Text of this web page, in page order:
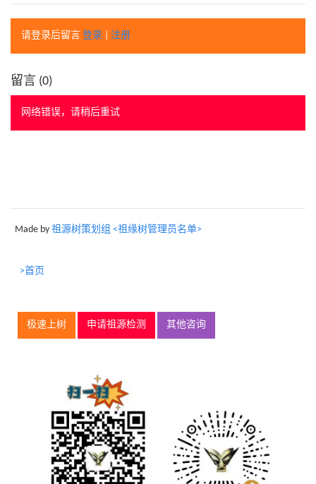
请登录后留言 登录 注册
留言 (0)
网络错误，请稍后重试
Made by 祖源树策划组 <祖缘树管理员名单>
>首页
极速上树 申请祖源检测 其他咨询